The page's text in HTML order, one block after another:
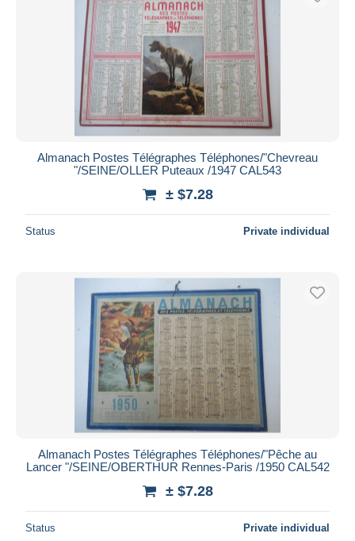
Almanach Postes Télégraphes Téléphones/"Chevreau
"/SEINE/OLLER Puteaux /1947 CAL543
± $7.28
Status Private individual
Almanach Postes Télégraphes Téléphones/"Pêche au
Lancer "/SEINE/OBERTHUR Rennes-Paris /1950 CAL542
± $7.28
Status Private individual